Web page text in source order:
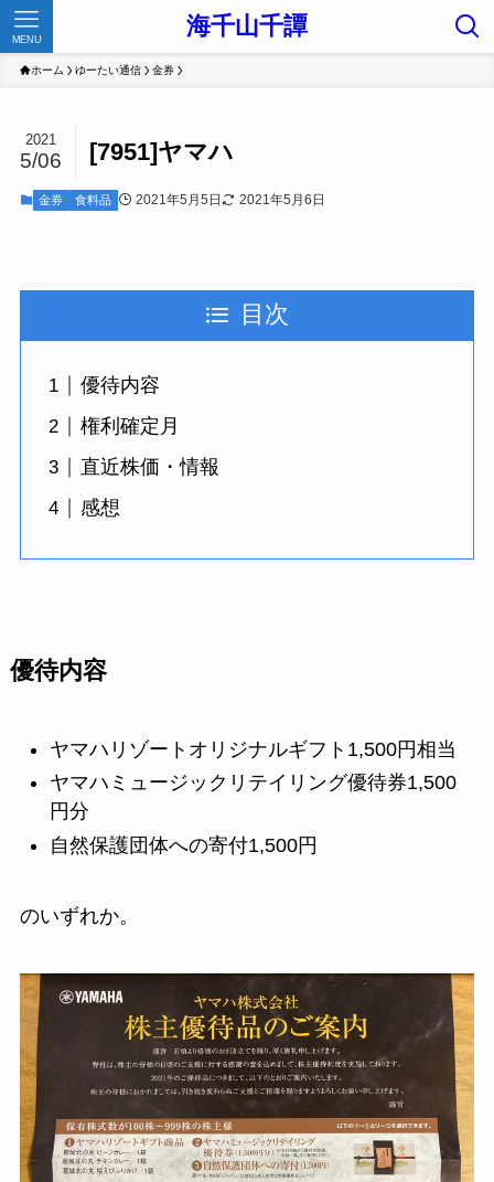
海千山千譚
MENU
ホーム ゆーたい通信 金券
[7951]ヤマハ
2021
5/06
金券 食料品 2021年5月5日 2021年5月6日
目次
優待内容
権利確定月
直近株価・情報
感想
優待内容
ヤマハリゾートオリジナルギフト1,500円相当
ヤマハミュージックリテイリング優待券1,500
円分
自然保護団体への寄付1,500円
のいずれか。